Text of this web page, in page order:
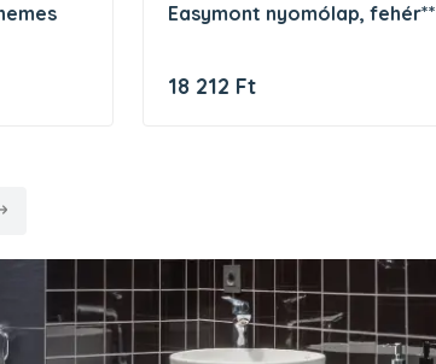
easymont nyomólap, fehér**
18 212 Ft